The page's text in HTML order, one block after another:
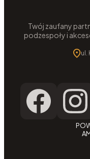
Twój zaufany
podzespoły i
ul.